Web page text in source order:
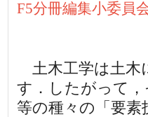
F5分冊編集小委員
土木工学は土木
す．したがって
等の種々の「要